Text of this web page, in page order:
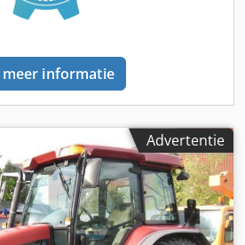
informatie
Advertentie